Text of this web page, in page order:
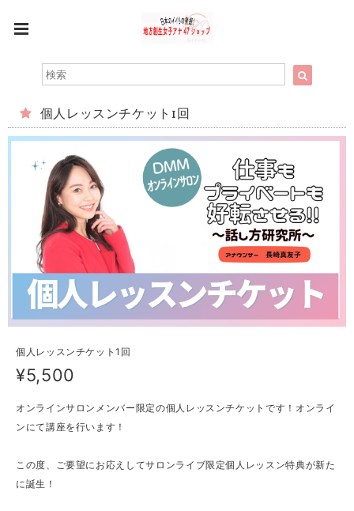
個人レッスンチケット1回
個人レッスンチケット1回
¥5,500
オンラインサロンメンバー限定の個人レッスンチケットです！オンライ
ンにて講座を行います！
この度、ご要望にお応えしてサロンライブ限定個人レッスン特典が新た
に誕生！